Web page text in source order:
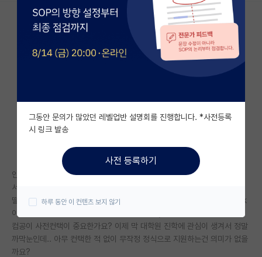
커뮤니티 홈
전체글보기
베스트 게시판
자유 게시판(아무개랩)
미국 유학 게시판
미국 대학원 합격 후기 게시판
대학원생 모집 게시판
연구실(PI) 홍보 게시판
석박사 채용 정보 게시판
인서울 대학 컴공 막학기생인데,
서울대 컴공 대학원 곧 모집 마감인 2021 전기모집에 지원하려고 합니다.
떨어지면 바로 내년 가을학기에도 지원할 계획이엇구요 원래.. (목표는 spk
이고 그중에서도 서울대가 정말 가고싶습니다..)
컴공이 사전컨택이 중요한가요? 이제 막 대학원 진학에 관심이 생겨서 정말
까막눈인데.. 아무 컨택한 적 없이 무작정 정식으로 지원하는건 의미가 없을
까요?
그동안 문의가 많았던 레벨업반 설명회를 진행합니다. *사전등록
시 링크 발송
사전 등록하기
하루 동안 이 컨텐츠 보지 않기